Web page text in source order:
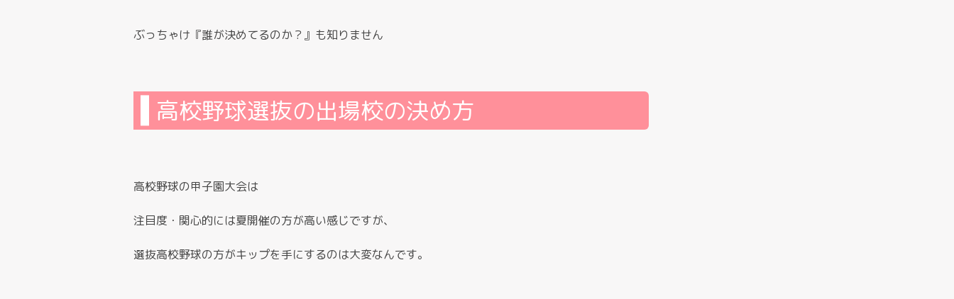
ぶっちゃけ『誰が決めてるのか？』も知りません
高校野球選抜の出場校の決め方
高校野球の甲子園大会は
注目度・関心的には夏開催の方が高い感じですが、
選抜高校野球の方がキップを手にするのは大変なんです。